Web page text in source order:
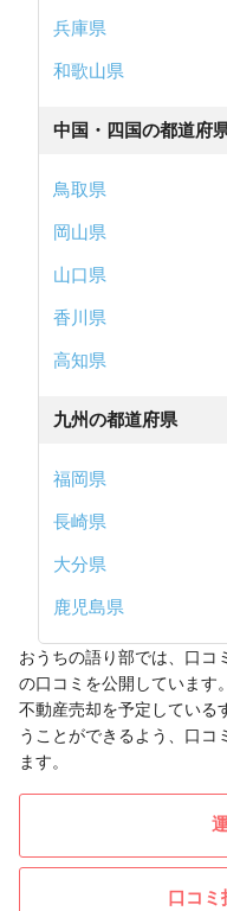
兵庫県
和歌山県
中国・四国の都道府
鳥取県
岡山県
山口県
香川県
高知県
九州の都道府県
福岡県
長崎県
大分県
鹿児島県
おうちの語り部では、口コ
の口コミを公開しています。
不動産売却を予定している
うことができるよう、口コ
ます。
口コミ